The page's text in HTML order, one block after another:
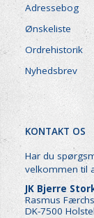
Adressebog
Ønskeliste
Ordrehistorik
Nyhedsbrev
KONTAKT OS
Har du
velkommen til
JK Bjerre
Rasmus
DK-7500